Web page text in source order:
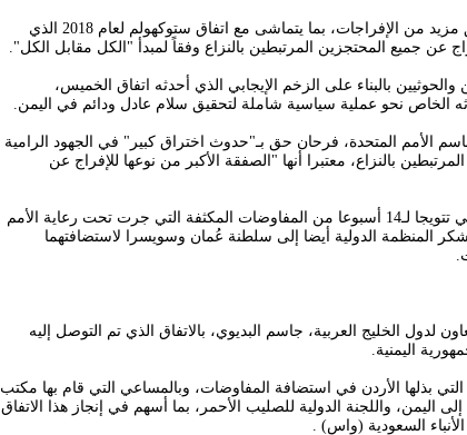
كما دعا إلى العمل على تحقيق مزيد من الإفراجات، بما يتماشى مع اتفاق ستوكهولم لعام 2018 الذي
عن جميع المحتجزين المرتبطين بالنزاع وفقاً لمبدأ "الكل مقابل الكل".
بالبناء على الزخم الإيجابي الذي أحدثه اتفاق الخميس،
الخاص نحو عملية سياسية شاملة لتحقيق سلام عادل ودائم في اليمن.
الأمم المتحدة، فرحان حق بـ"حدوث اختراق كبير" في الجهود الرامية
بالنزاع، معتبرا أنها "الصفقة الأكبر من نوعها للإفراج عن
وأضاف حق، أن هذا الإنجاز يأتي تتويجا لـ14 أسبوعا من المفاوضات المكثفة التي جرت تحت رعاية الأمم
المنظمة الدولية أيضا إلى سلطنة عُمان وسويسرا لاستضافتهما
لدول الخليج العربية، جاسم البديوي، بالاتفاق الذي تم التوصل إليه
اليمنية.
التي بذلها الأردن في استضافة المفاوضات، وبالمساعي التي قام بها مكتب
اليمن، واللجنة الدولية للصليب الأحمر، بما أسهم في إنجاز هذا الاتفاق
السعودية (واس) .